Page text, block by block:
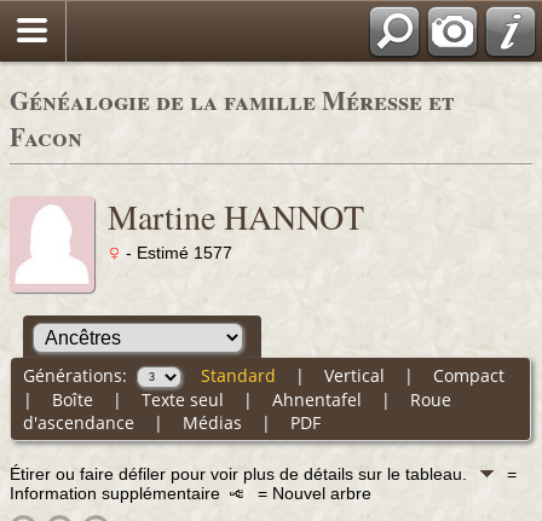
Généalogie de la famille Méresse et
Facon
Martine HANNOT
- Estimé 1577
Générations: Standard | Vertical | Compact
| Boîte | Texte seul | Ahnentafel | Roue
d'ascendance | Médias | PDF
Étirer ou faire défiler pour voir plus de détails sur le tableau.
=
Information supplémentaire
= Nouvel arbre